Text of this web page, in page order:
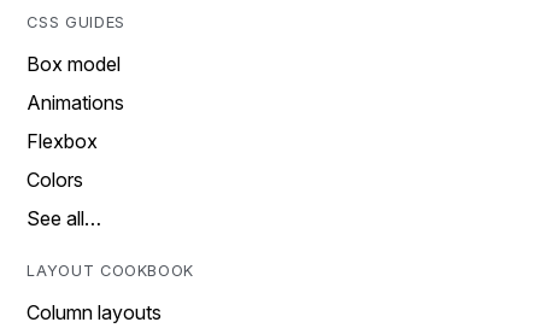
CSS GUIDES
Box model
Animations
Flexbox
Colors
See all…
LAYOUT COOKBOOK
Column layouts